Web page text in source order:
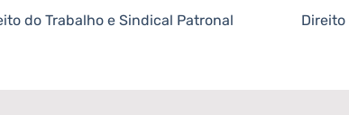
do Trabalho e Sindical Patronal